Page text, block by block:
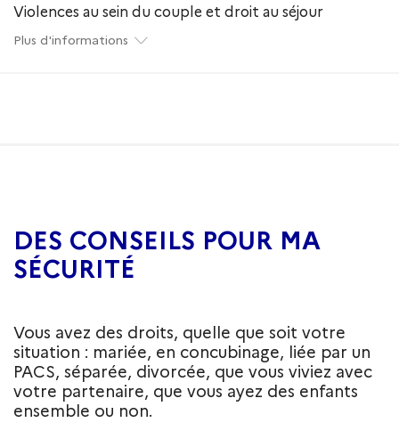
Violences au sein du couple et droit au séjour
Plus d'informations
DES CONSEILS POUR MA
SÉCURITÉ
Vous avez des droits, quelle que soit votre
situation : mariée, en concubinage, liée par un
PACS, séparée, divorcée, que vous viviez avec
votre partenaire, que vous ayez des enfants
ensemble ou non.